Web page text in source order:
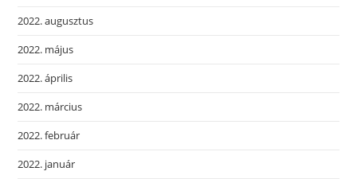
2022. augusztus
2022. május
2022. április
2022. március
2022. február
2022. január